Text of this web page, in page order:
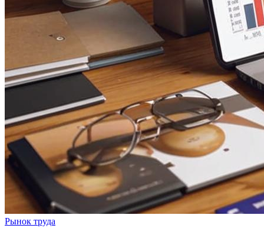
Рынок труда